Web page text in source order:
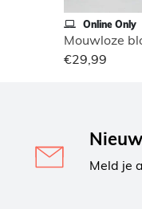
Online Only
Mouwloze
€29,99
Meld je